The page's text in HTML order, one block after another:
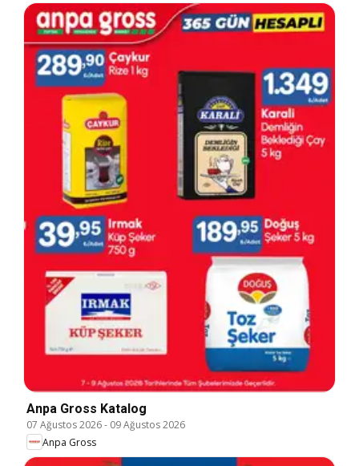
Anpa Gross Katalog
07 Ağustos 2026- 09 Ağustos 2026
Anpa Gross